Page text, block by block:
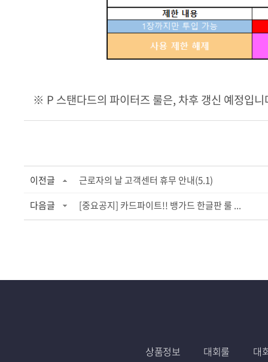
※ P 스탠다드의 파이터즈 룰은, 차후 갱신 예정입
이전글
근로자의 날 고객센터 휴무 안내(5.1)
다음글
[중요공지] 카드파이트!! 뱅가드 한글판 룰 ...
상품정보 대회룰 대